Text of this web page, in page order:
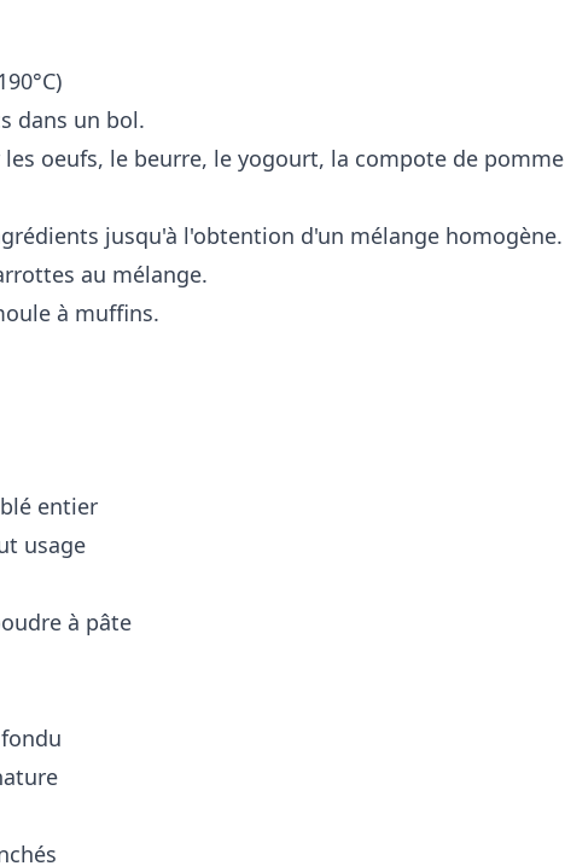
dans un bol.
oeufs, le beurre, le yogourt, la compote de pomme
jusqu'à l'obtention d'un mélange homogène.
au mélange.
à muffins.
entier
usage
à pâte
fondu